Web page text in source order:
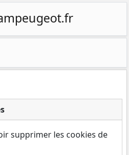
supprimer les cookies de